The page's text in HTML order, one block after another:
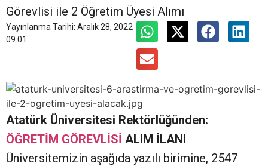
Görevlisi ile 2 Öğretim Üyesi Alımı
Yayınlanma Tarihi: Aralık 28, 2022
09:01
Atatürk Üniversitesi Rektörlüğünden:
ÖĞRETİM GÖREVLİSİ ALIM İLANI
Üniversitemizin aşağıda yazılı birimine, 2547